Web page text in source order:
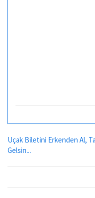
Uçak Biletini Erkenden Al,
Gelsin...